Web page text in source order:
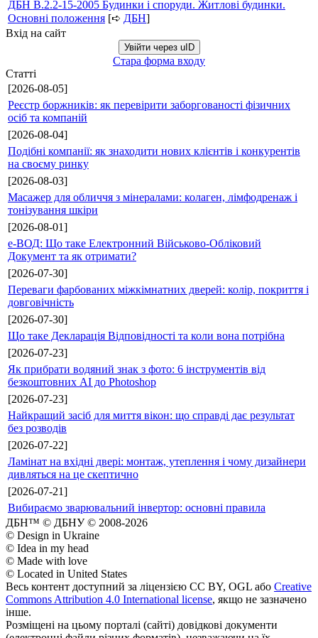
ДБН В.2.2-15-2005 Будинки і споруди. Житлові будинки.
Основні положення [➪ ДБН]
Вхід на сайт
Увійти через uID
Стара форма входу
Статті
[2026-08-05]
Реєстр боржників: як перевірити заборгованості фізичних
осіб та компаній
[2026-08-04]
Подібні компанії: як знаходити нових клієнтів і конкурентів
на своєму ринку
[2026-08-03]
Масажер для обличчя з мінералами: колаген, лімфодренаж і
тонізування шкіри
[2026-08-01]
е-ВОД: Що таке Електронний Військово-Обліковий
Документ та як отримати?
[2026-07-30]
Переваги фарбованих міжкімнатних дверей: колір, покриття і
довговічність
[2026-07-30]
Що таке Декларація Відповідності та коли вона потрібна
[2026-07-23]
Як прибрати водяний знак з фото: 6 інструментів від
безкоштовних AI до Photoshop
[2026-07-23]
Найкращий засіб для миття вікон: що справді дає результат
без розводів
[2026-07-22]
Ламінат на вхідні двері: монтаж, утеплення і чому дизайнери
дивляться на це скептично
[2026-07-21]
Вибираємо зварювальний інвертор: основні правила
ДБН™ © ДБНУ © 2008-2026
© Design in Ukraine
© Idea in my head
© Made with love
© Located in United States
Весь контент доступний за ліцензією CC BY, OGL або Creative
Commons Attribution 4.0 International license, якщо не зазначено
інше.
Розміщені на цьому порталі (сайті) довідкові документи